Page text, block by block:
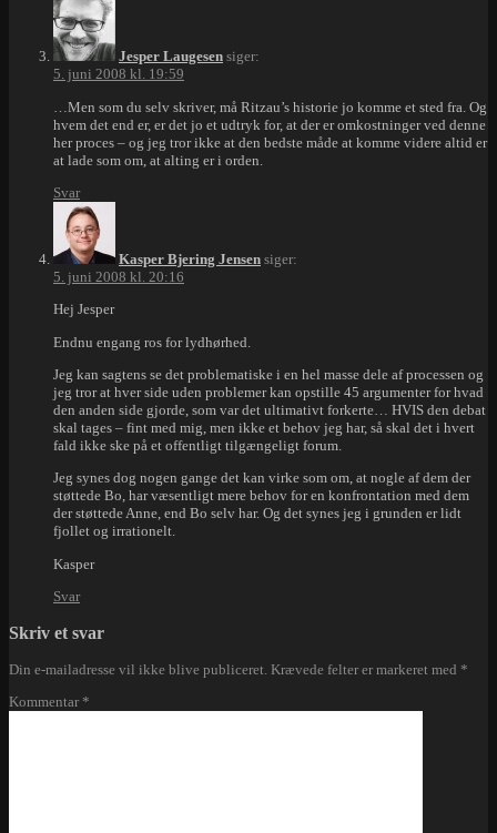
Jesper Laugesen siger:
5. juni 2008 kl. 19:59
…Men som du selv skriver, må Ritzau’s historie jo komme et sted fra. Og
hvem det end er, er det jo et udtryk for, at der er omkostninger ved denne
her proces – og jeg tror ikke at den bedste måde at komme videre altid er
at lade som om, at alting er i orden.
Svar
Kasper Bjering Jensen siger:
5. juni 2008 kl. 20:16
Hej Jesper
Endnu engang ros for lydhørhed.
Jeg kan sagtens se det problematiske i en hel masse dele af processen og
jeg tror at hver side uden problemer kan opstille 45 argumenter for hvad
den anden side gjorde, som var det ultimativt forkerte… HVIS den debat
skal tages – fint med mig, men ikke et behov jeg har, så skal det i hvert
fald ikke ske på et offentligt tilgængeligt forum.
Jeg synes dog nogen gange det kan virke som om, at nogle af dem der
støttede Bo, har væsentligt mere behov for en konfrontation med dem
der støttede Anne, end Bo selv har. Og det synes jeg i grunden er lidt
fjollet og irrationelt.
Kasper
Svar
Skriv et svar
Din e-mailadresse vil ikke blive publiceret. Krævede felter er markeret med *
Kommentar *